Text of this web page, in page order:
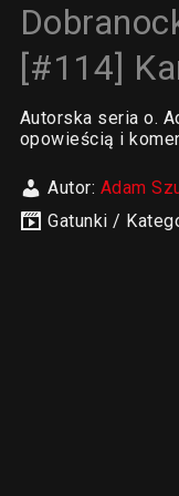
[#114]
Autorska seria o.
opowieścią i
Autor: Adam
Gatunki /